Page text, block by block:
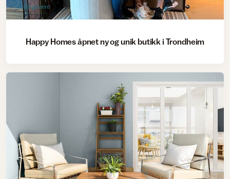
Fargelære
Happy Homes åpnet ny og unik butikk i Trondheim